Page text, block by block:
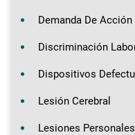
Demanda De Acción
Discriminación
Dispositivos
Lesión Cerebral
Lesiones Personales